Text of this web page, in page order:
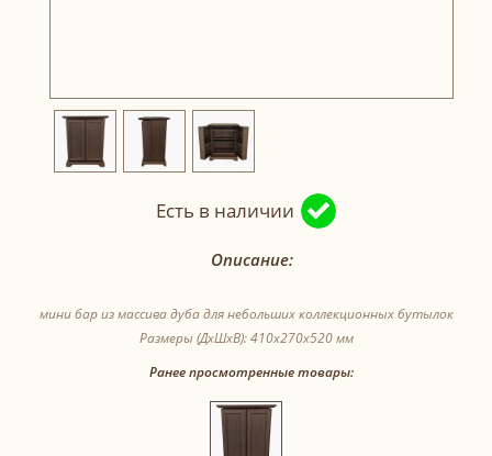
Есть в наличии
Описание:
мини бар из массива дуба для небольших коллекционных бутылок
Размеры (ДxШxВ): 410x270x520 мм
Ранее просмотренные товары: